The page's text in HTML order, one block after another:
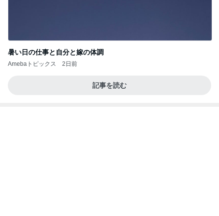
暑い日の仕事と自分と嫁の体調
Amebaトピックス 2日前
記事を読む